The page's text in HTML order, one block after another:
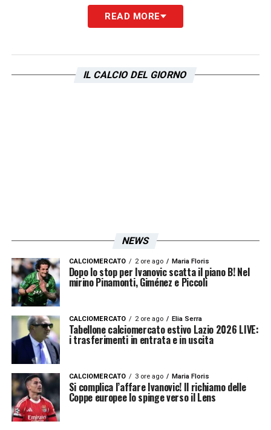
più il nostro campionato ma deve essere
così tra un mese. Dietro ci sono squadre
domenica. Ci sono ancora scontri diretti e se
READ MORE
IL CALCIO DEL GIORNO
NEWS
CALCIOMERCATO 2 ore ago Maria Floris
Dopo lo stop per Ivanovic scatta il piano B! Nel
mirino Pinamonti, Giménez e Piccoli
CALCIOMERCATO 2 ore ago Elia Serra
Tabellone calciomercato estivo Lazio 2026 LIVE:
i trasferimenti in entrata e in uscita
CALCIOMERCATO 3 ore ago Maria Floris
Si complica l’affare Ivanovic! Il richiamo delle
Coppe europee lo spinge verso il Lens